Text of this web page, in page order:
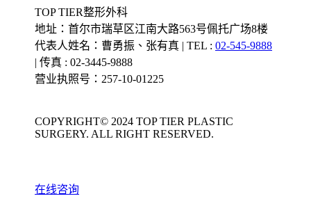
TOP TIER整形外科
地址：首尔市瑞草区江南大路563号佩托广场8楼
代表人姓名：曹勇振、张有真 | TEL : 02-545-9888
| 传真 : 02-3445-9888
营业执照号：257-10-01225
COPYRIGHT© 2024 TOP TIER PLASTIC
SURGERY. ALL RIGHT RESERVED.
在线咨询